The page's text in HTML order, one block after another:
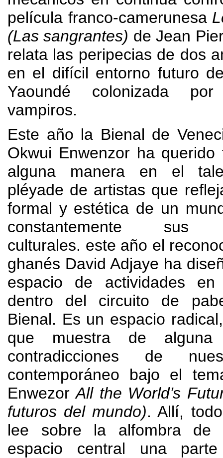
película franco-camerunesa
(Las sangrantes) de Jean
relata las peripecias de dos
en el difícil entorno futuro
Yaoundé colonizada
vampiros.
Este año la Bienal de
Okwui Enwenzor ha querido
alguna manera en el
pléyade de artistas que
formal y estética de un
constantemente sus
culturales. este año el
ghanés David Adjaye ha
espacio de actividades
dentro del circuito de
Bienal. Es un espacio radical
que muestra de alguna
contradicciones de
contemporáneo bajo el
Enwezor All the World’s
futuros del mundo). Allí,
lee sobre la alfombra de
espacio central una